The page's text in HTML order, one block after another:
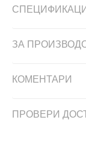
ЗА
КОМЕНТАРИ
ПРОВЕРИ